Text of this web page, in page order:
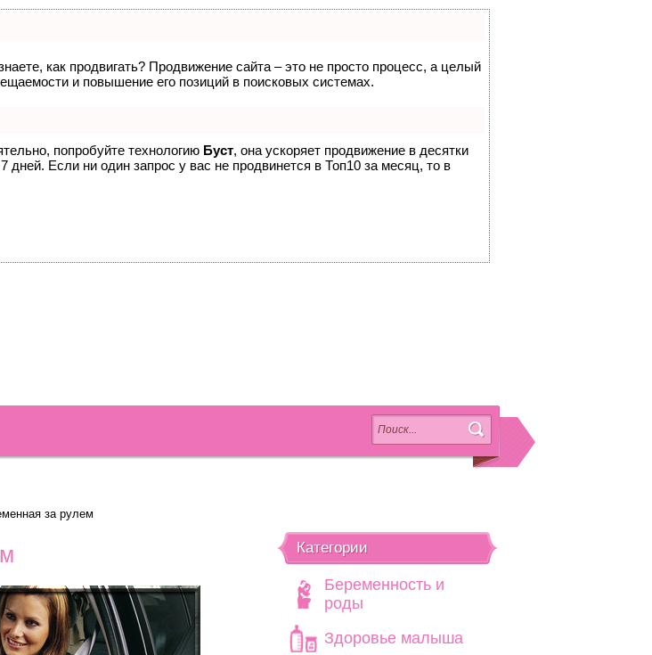
как продвигать? Продвижение сайта – это не просто процесс, а целый
и повышение его позиций в поисковых системах.
попробуйте технологию Буст, она ускоряет продвижение в десятки
Если ни один запрос у вас не продвинется в Топ10 за месяц, то в
за рулем
Категории
Беременность и
роды
Здоровье малыша